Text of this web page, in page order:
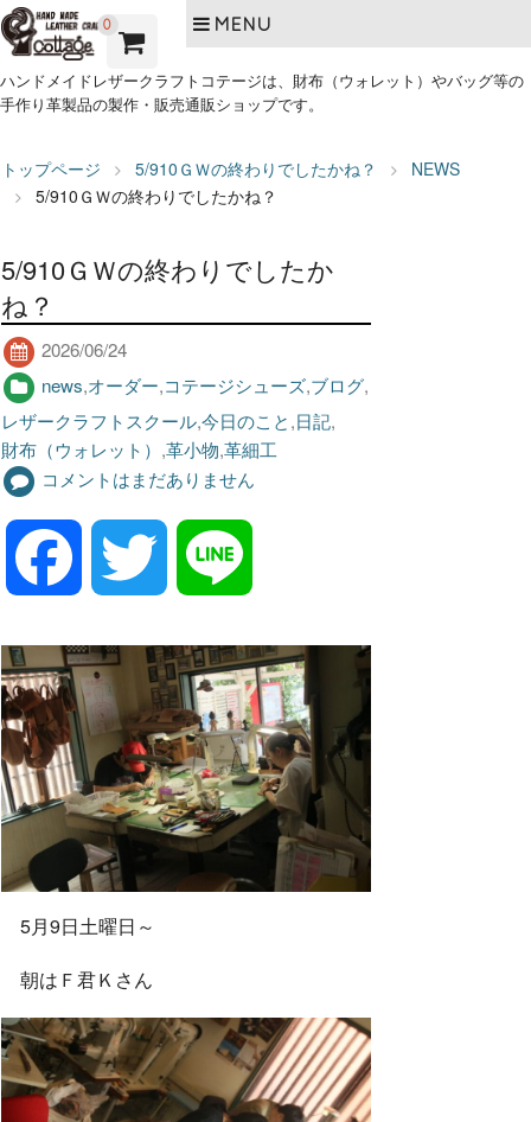
0 MENU
ハンドメイドレザークラフトコテージは、財布（ウォレット）やバッグ等の
手作り革製品の製作・販売通販ショップです。
トップページ 5/910ＧＷの終わりでしたかね？
NEWS
5/910ＧＷの終わりでしたかね？
5/910ＧＷの終わりでしたか
ね？
2026/06/24
news,オーダー,コテージシューズ,ブログ,
レザークラフトスクール,今日のこと,日記,
財布（ウォレット） ,革小物,革細工
コメントはまだありません
c
e
b
o
o
k
i
t
r
n
e
5月9日土曜日～
朝はＦ君Ｋさん